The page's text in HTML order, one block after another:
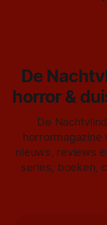
De
horror &
De
horrormagazine
nieuws, reviews
series, boeken,